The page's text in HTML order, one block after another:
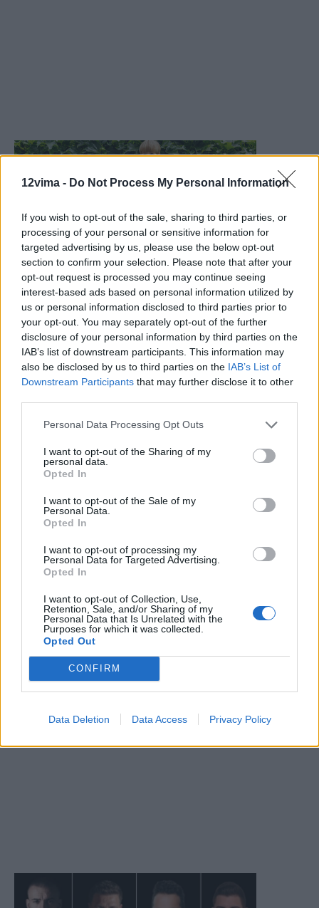
12vima - Do Not Process My Personal Information
If you wish to opt-out of the sale, sharing to third parties, or
processing of your personal or sensitive information for
targeted advertising by us, please use the below opt-out
section to confirm your selection. Please note that after your
opt-out request is processed you may continue seeing
interest-based ads based on personal information utilized by
us or personal information disclosed to third parties prior to
your opt-out. You may separately opt-out of the further
disclosure of your personal information by third parties on the
IAB’s list of downstream participants. This information may
also be disclosed by us to third parties on the IAB’s List of
Downstream Participants that may further disclose it to other
Personal Data Processing Opt Outs
I want to opt-out of the Sharing of my
personal data.
Opted In
I want to opt-out of the Sale of my
Personal Data.
Opted In
I want to opt-out of processing my
Personal Data for Targeted Advertising.
Opted In
I want to opt-out of Collection, Use,
Retention, Sale, and/or Sharing of my
Personal Data that Is Unrelated with the
Purposes for which it was collected.
Opted Out
CONFIRM
Data Deletion Data Access Privacy Policy